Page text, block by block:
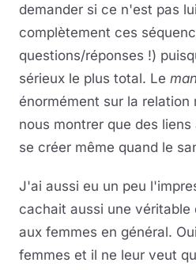
demander si ce n'est pas
complètement ces
questions/réponses !)
sérieux le plus total. Le
énormément sur la
nous montrer que des
se créer même quand le
J'ai aussi eu un peu
cachait aussi une
aux femmes en général.
femmes et il ne leur veut